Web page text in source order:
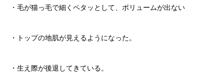
・毛が猫っ毛で細くペタッとして、ボリュームが出ない
・トップの地肌が見えるようになった。
・生え際が後退してきている。